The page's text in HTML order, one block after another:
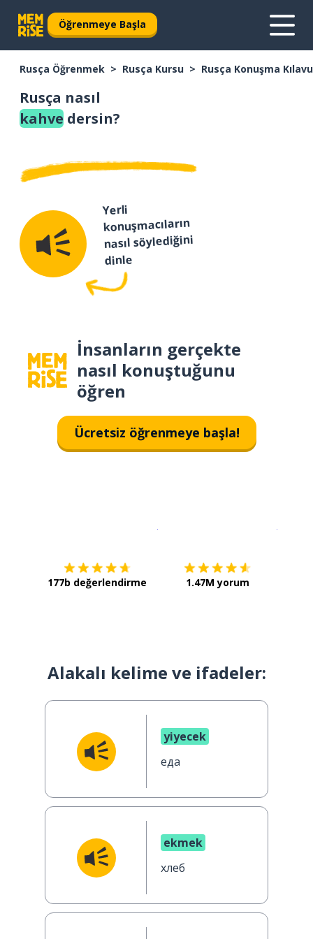
Öğrenmeye Başla
Rusça Öğrenmek Rusça Kursu Rusça Konuşma
Rusça nasıl
kahve dersin?
Yerli
konuşmacıların
nasıl söylediğini
dinle
İnsanların gerçekte
nasıl konuştuğunu
öğren
Ücretsiz öğrenmeye başla!
177b değerlendirme 1.47M yorum
Alakalı kelime ve ifadeler:
yiyecek
еда
ekmek
хлеб